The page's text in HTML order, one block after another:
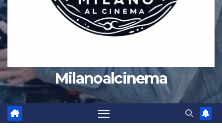
Milanoalcinema